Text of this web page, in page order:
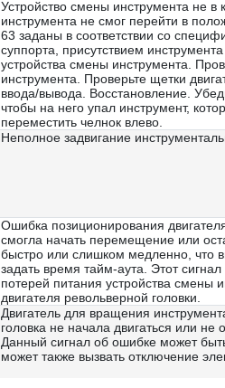
Устройство смены инструмента не
инструмента не смог перейти в
63 заданы в соответствии со
суппорта, присутствием
устройства смены инструмента.
инструмента. Проверьте щетки
ввода/вывода. Восстановление.
чтобы на него упал инструмент,
переместить челнок влево.
Неполное задвигание
Ошибка позиционирования
смогла начать перемещение или
быстро или слишком медленно, что
задать время тайм-аута. Этот
потерей питания устройства смены
двигателя револьверной головки.
Двигатель для вращения
головка не начала двигаться или
Данный сигнал об ошибке может
может также вызвать отключение